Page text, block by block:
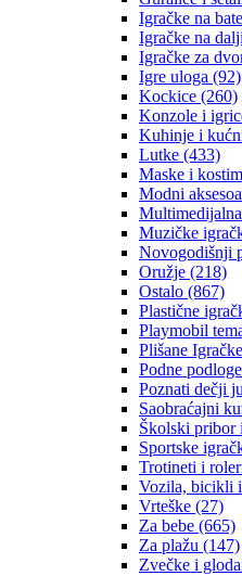
Igračke na
Igračke na
‎Igračke za
Igre uloga (92)
Kockice (260)
Konzole i
Kuhinje i
Lutke (433)
Maske i
Modni
Muzičke
Novogodišnji
Oružje (218)
Ostalo (867)
Plastične
Playmobil
Plišane Igračke
Podne
Poznati dečji
Saobraćajni
Školski pribor
Sportske
Trotineti i
Vozila, bicikli
Vrteške (27)
Za bebe (665)
Za plažu (147)
Zvečke i